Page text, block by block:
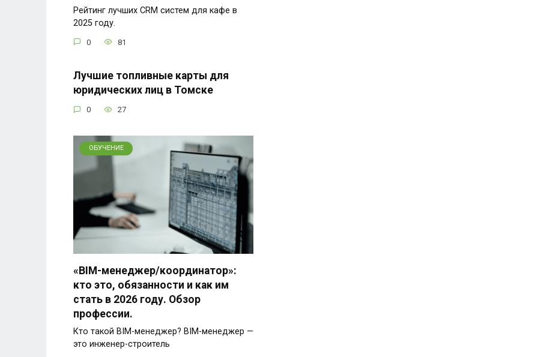
Рейтинг лучших CRM систем для кафе в
2025 году.
0 81
Лучшие топливные карты для
юридических лиц в Томске
0 27
ОБУЧЕНИЕ
«BIM-менеджер/координатор»:
кто это, обязанности и как им
стать в 2026 году. Обзор
профессии.
Кто такой BIM-менеджер? BIM-менеджер —
это инженер-строитель